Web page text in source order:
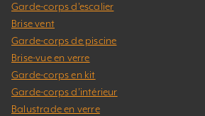
Garde-corps d’escalier
Brise vent
Garde-corps de piscine
Brise-vue en verre
Garde-corps en kit
Garde-corps d’intérieur
Balustrade en verre